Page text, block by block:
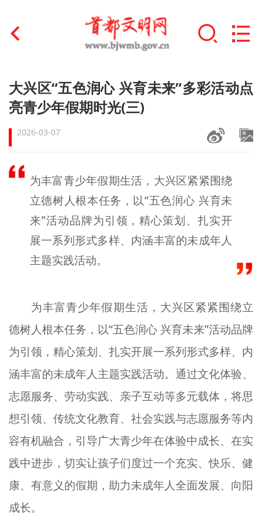
首页
文明创建
文明实践
文明培育
未成年人思想道德建设
榜样人物
身边好人
北京宣传文化引导基金
宣传思想文化人才
专题
资料库
+
大兴区“五色润心 兴育未来”多彩活动点
亮青少年假期时光(三)
2026-03-07
为丰富青少年假期生活，大兴区紧紧围绕
立德树人根本任务，以“五色润心 兴育未
来”活动品牌为引领，精心策划、扎实开
展一系列形式多样、内涵丰富的未成年人
主题实践活动。
为丰富青少年假期生活，大兴区紧紧围绕立
德树人根本任务，以“五色润心 兴育未来”活动品牌
为引领，精心策划、扎实开展一系列形式多样、内
涵丰富的未成年人主题实践活动。通过文化体验、
志愿服务、劳动实践、亲子互动等多元载体，将思
想引领、传统文化教育、社会实践与志愿服务等内
容有机融合，引导广大青少年在体验中成长、在实
践中进步，切实让孩子们度过一个充实、快乐、健
康、有意义的假期，助力未成年人全面发展、向阳
成长。